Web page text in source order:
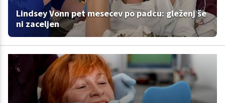
Lindsey Vonn pet mesecev po padcu: gleženj še
ni zaceljen